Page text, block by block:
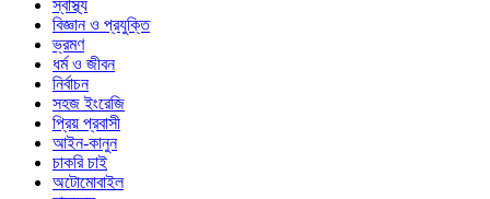
স্বাস্থ্য
বিজ্ঞান ও প্রযুক্তি
ভ্রমণ
ধর্ম ও জীবন
নির্বাচন
সহজ ইংরেজি
প্রিয় প্রবাসী
আইন-কানুন
চাকরি চাই
অটোমোবাইল